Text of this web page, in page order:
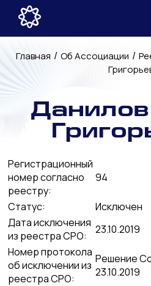
Главная / Об Ассоциации /
Регистрационный
номер согласно
реестру:
94
Статус:
Исключен
Дата исключения
из реестра СРО:
23.10.2019
Номер протокола
об исключении из
реестра СРО:
Решение
23.10.2019